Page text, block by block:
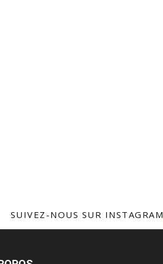
SUIVEZ-NOUS SUR INSTAGRAM